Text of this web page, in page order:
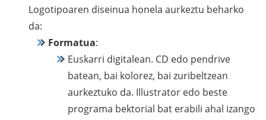
Logotipoaren diseinua honela aurkeztu beharko
da:
Formatua:
Euskarri digitalean. CD edo pendrive
batean, bai kolorez, bai zuribeltzean
aurkeztuko da. Illustrator edo beste
programa bektorial bat erabili ahal izango